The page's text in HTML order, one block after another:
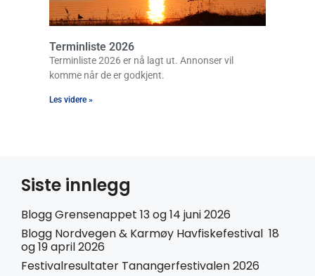
Terminliste 2026
Terminliste 2026 er nå lagt ut. Annonser vil
komme når de er godkjent.
Les videre »
Siste innlegg
Blogg Grensenappet 13 og 14 juni 2026
Blogg Nordvegen & Karmøy Havfiskefestival 18
og 19 april 2026
Festivalresultater Tanangerfestivalen 2026